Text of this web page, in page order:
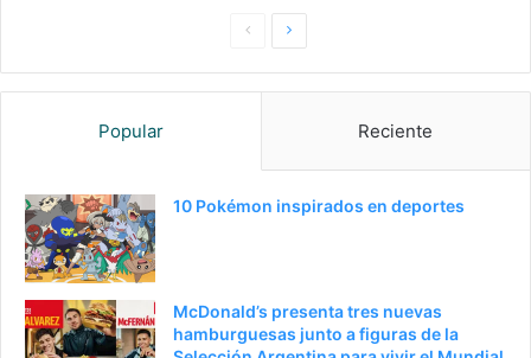
PaginaSiguiente
Popular Reciente
10 Pokémon inspirados en deportes
McDonald’s presenta tres nuevas
hamburguesas junto a figuras de la